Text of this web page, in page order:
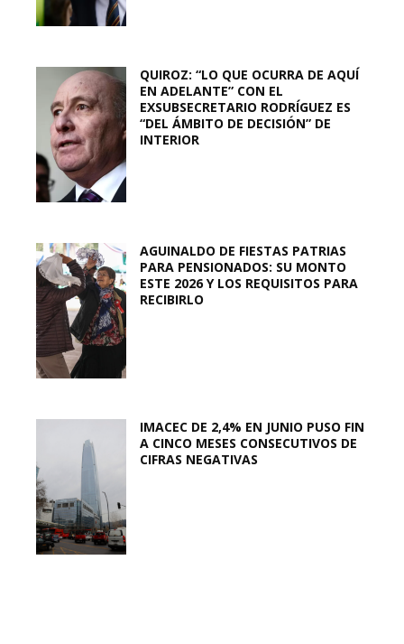
QUIROZ: “LO QUE OCURRA DE AQUÍ
EN ADELANTE” CON EL
EXSUBSECRETARIO RODRÍGUEZ ES
“DEL ÁMBITO DE DECISIÓN” DE
INTERIOR
AGUINALDO DE FIESTAS PATRIAS
PARA PENSIONADOS: SU MONTO
ESTE 2026 Y LOS REQUISITOS PARA
RECIBIRLO
IMACEC DE 2,4% EN JUNIO PUSO FIN
A CINCO MESES CONSECUTIVOS DE
CIFRAS NEGATIVAS